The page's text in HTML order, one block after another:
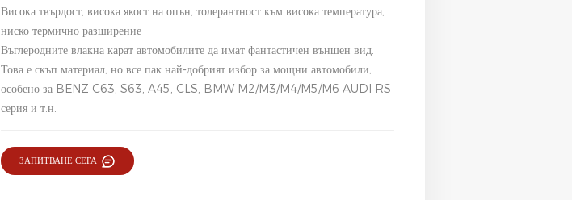
Висока твърдост, висока якост на опън, толерантност към висока температура,
ниско термично разширение
Въглеродните влакна карат автомобилите да имат фантастичен външен вид.
Това е скъп материал, но все пак най-добрият избор за мощни автомобили,
особено за BENZ C63, S63, A45, CLS, BMW M2/M3/M4/M5/M6 AUDI RS
серия и т.н.
ЗАПИТВАНЕ СЕГА